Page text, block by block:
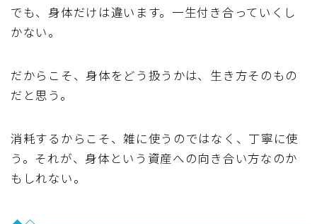
でも、身体だけは違います。一生付き合っていくし
かない。
だからこそ、身体をどう扱うかは、生き方そのもの
だと思う。
消耗するからこそ、雑に使うのではなく、丁寧に使
う。それが、身体という資産への向き合い方なのか
もしれない。